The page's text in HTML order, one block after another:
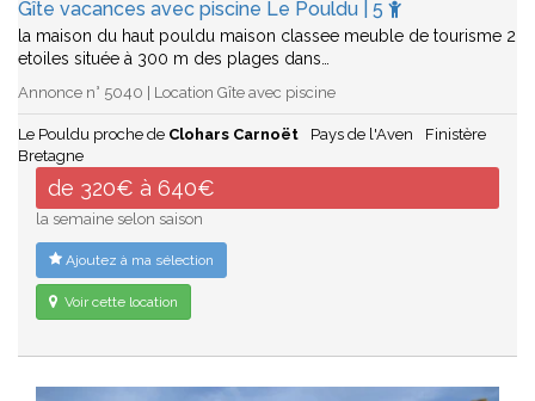
Gîte vacances avec piscine Le Pouldu | 5
la maison du haut pouldu maison classee meuble de tourisme 2
etoiles située à 300 m des plages dans…
Annonce n° 5040 | Location Gîte avec piscine
Le Pouldu proche de Clohars Carnoët Pays de l'Aven
Finistère
Bretagne
de 320€ à 640€
la semaine selon saison
Ajoutez à ma sélection
Voir cette location